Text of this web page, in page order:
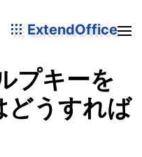
ExtendOffice
プキーを
どうすれば